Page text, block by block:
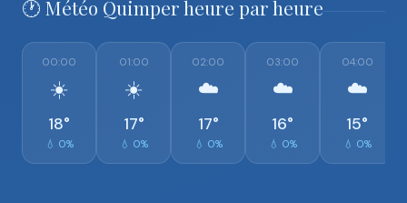
🕐 Météo Quimper heure par heure
00:00
☀️
18°
💧 0%
01:00
☀️
17°
💧 0%
02:00
☁️
17°
💧 0%
03:00
☁️
16°
💧 0%
04:00
☁️
15°
💧 0%